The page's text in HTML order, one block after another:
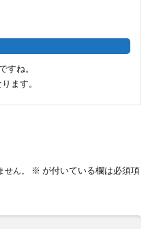
すね。
ます。
ん。 ※ が付いている欄は必須項